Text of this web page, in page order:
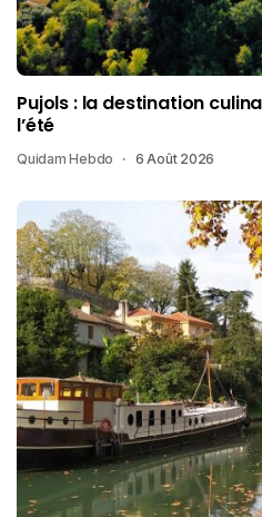
Pujols : la destination
l’été
Quidam Hebdo 6 Août 2026